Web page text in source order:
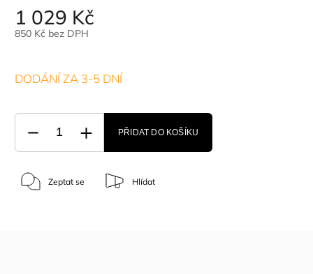
1 029 Kč
850 Kč bez DPH
DODÁNÍ ZA 3-5 DNÍ
PŘIDAT DO KOŠÍKU
Zeptat se Hlídat